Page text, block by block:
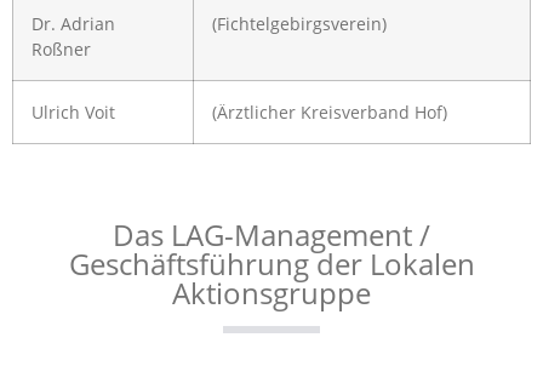
Dr. Adrian
Roßner
(Fichtelgebirgsverein)
Ulrich Voit (Ärztlicher Kreisverband Hof)
Das LAG-Management /
Geschäftsführung der Lokalen
Aktionsgruppe